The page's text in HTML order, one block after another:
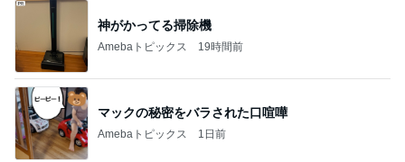
神がかってる掃除機
Amebaトピックス 19時間前
マックの秘密をバラされた口喧嘩
Amebaトピックス 1日前